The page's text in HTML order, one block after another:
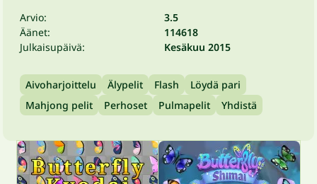
Arvio:
3.5
Äänet:
114618
Julkaisupäivä:
Kesäkuu 2015
Aivoharjoittelu Älypelit Flash
Löydä pari
Mahjong pelit
Perhoset Pulmapelit Yhdistä